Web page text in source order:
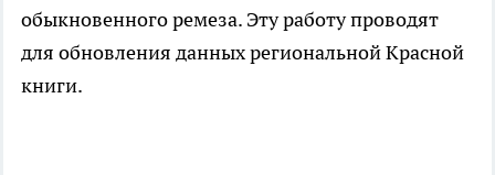
обыкновенного ремеза. Эту работу проводят
для обновления данных региональной Красной
книги.